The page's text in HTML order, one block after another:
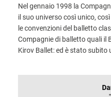
Nel gennaio 1998 la
il suo universo così unico,
le convenzioni del balletto
Compagnie di balletto quali il
Kirov Ballet: ed è stato subito
INFORMAZIONI